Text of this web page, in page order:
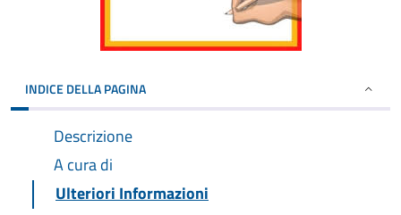
INDICE DELLA PAGINA
Descrizione
A cura di
Ulteriori Informazioni